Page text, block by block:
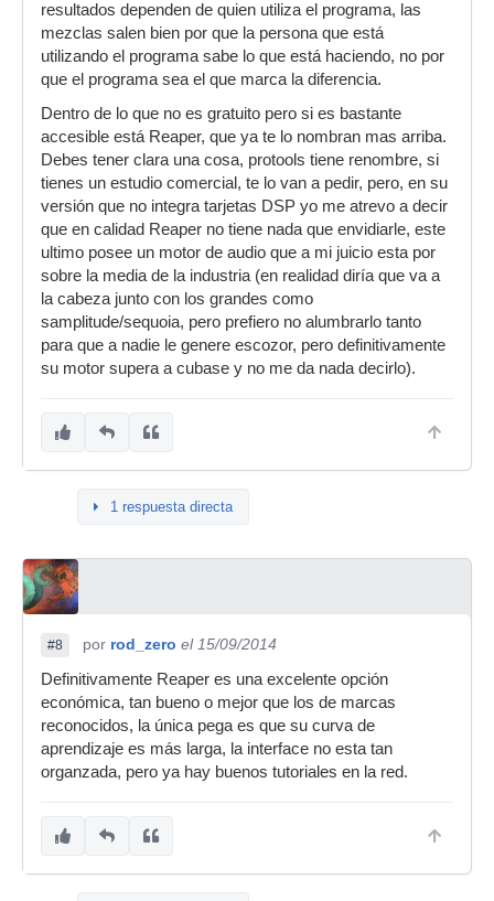
resultados dependen de quien utiliza el programa, las
mezclas salen bien por que la persona que está
utilizando el programa sabe lo que está haciendo, no por
que el programa sea el que marca la diferencia.
Dentro de lo que no es gratuito pero si es bastante
accesible está Reaper, que ya te lo nombran mas arriba.
Debes tener clara una cosa, protools tiene renombre, si
tienes un estudio comercial, te lo van a pedir, pero, en su
versión que no integra tarjetas DSP yo me atrevo a decir
que en calidad Reaper no tiene nada que envidiarle, este
ultimo posee un motor de audio que a mi juicio esta por
sobre la media de la industria (en realidad diría que va a
la cabeza junto con los grandes como
samplitude/sequoia, pero prefiero no alumbrarlo tanto
para que a nadie le genere escozor, pero definitivamente
su motor supera a cubase y no me da nada decirlo).
1 respuesta directa
#8 por rod_zero el 15/09/2014
Definitivamente Reaper es una excelente opción
económica, tan bueno o mejor que los de marcas
reconocidos, la única pega es que su curva de
aprendizaje es más larga, la interface no esta tan
organzada, pero ya hay buenos tutoriales en la red.